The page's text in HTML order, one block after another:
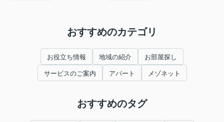
おすすめのカテゴリ
お役立ち情報 地域の紹介 お部屋探し
サービスのご案内 アパート メゾネット
おすすめのタグ